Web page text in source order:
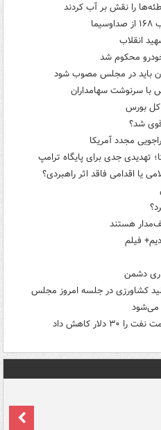
را نقش بر آب کردند
انقلاب
باید در مجلس مصوب شود
با سرنوشت سهامداران
قوی شد؟
مجدد آمریکا
تهدیدی جدی برای پایگاه ترامپ
یا اقدامی فاقد اثر راهبردی؟
هستند
دشمن
کشاورزی در جلسه امروز مجلس
می‌شود
کاهش داد